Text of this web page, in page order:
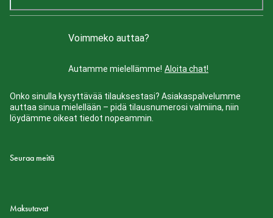
Voimmeko auttaa?
Autamme mielellämme! Aloita chat!
Onko sinulla kysyttävää tilauksestasi? Asiakaspalvelumme
auttaa sinua mielellään – pidä tilausnumerosi valmiina, niin
löydämme oikeat tiedot nopeammin.
Seuraa meitä
Maksutavat